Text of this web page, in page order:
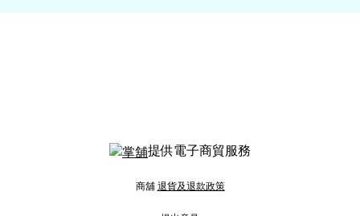
提供電子商貿服務
商舖 退貨及退款政策